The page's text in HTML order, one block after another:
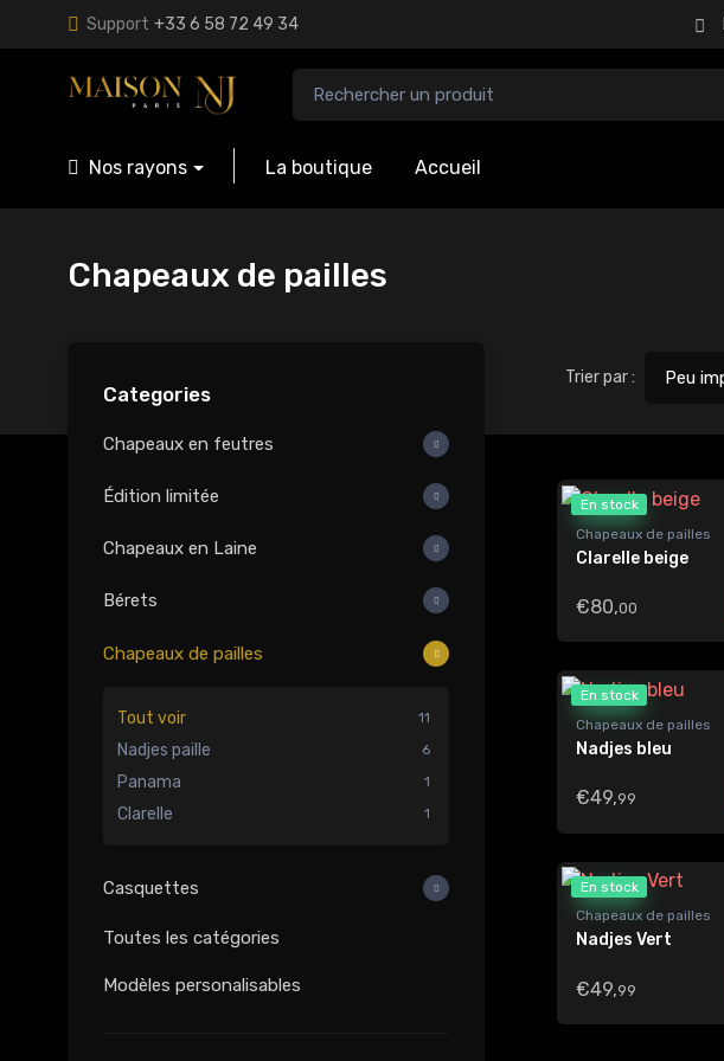
Support +33 6 58 72 49 34
Nos rayons La boutique Accueil
Chapeaux de pailles
Categories
Chapeaux en feutres
Édition limitée
Chapeaux en Laine
Bérets
Chapeaux de pailles
Tout voir 11
Nadjes paille 6
Panama 1
Clarelle 1
Casquettes
Toutes les catégories
Modèles personalisables
Trier par :
En stock
Chapeaux de pailles
Clarelle beige
€80,00
En stock
Chapeaux de pailles
Nadjes bleu
€49,99
En stock
Chapeaux de pailles
Nadjes Vert
€49,99